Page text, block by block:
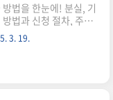
법을 한눈에! 분실, 기
법과 신청 절차, 주의
. 시간이 없으신 분들
! 모바일 운전면허증
아래에서 계속 이어
3. 19.